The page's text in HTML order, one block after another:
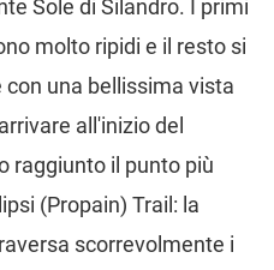
Sole di Silandro. I primi
molto ripidi e il resto si
una bellissima vista
all'inizio del
raggiunto il punto più
(Propain) Trail: la
scorrevolmente i